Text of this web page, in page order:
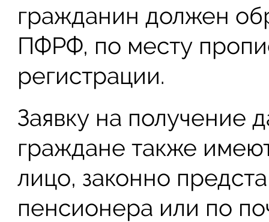
гражданин должен
ПФРФ, по месту
регистрации.
Заявку на получение
граждане также
лицо, законно
пенсионера или по